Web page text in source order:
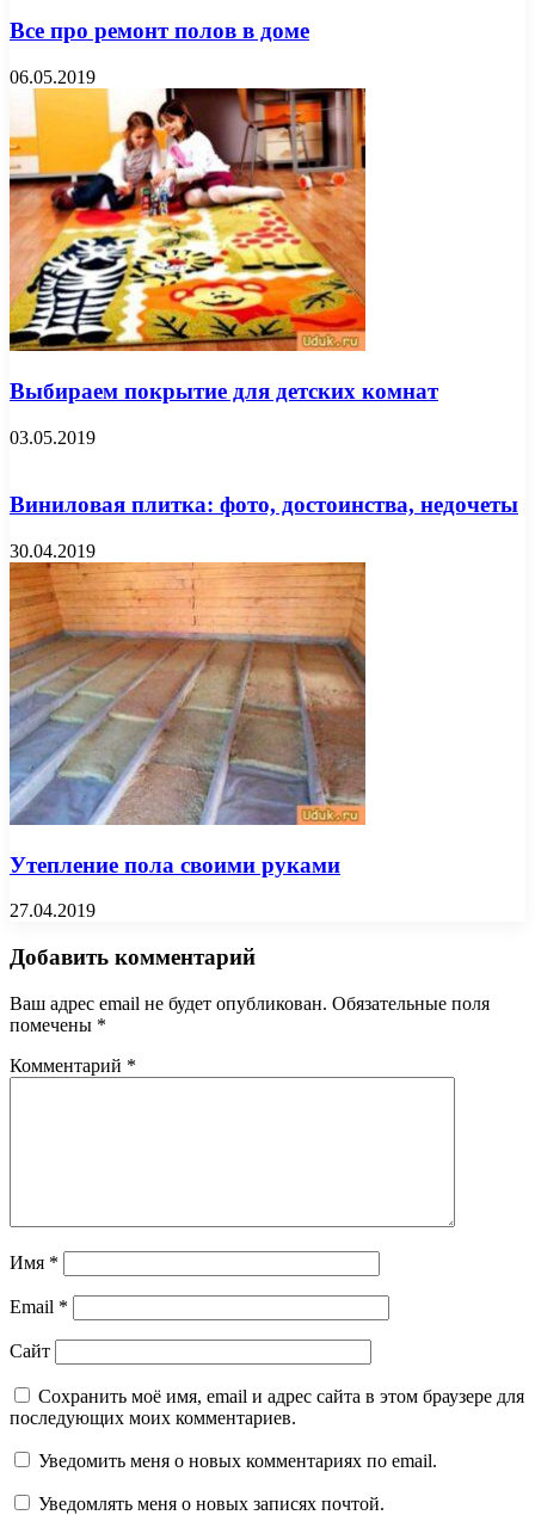
Все про ремонт полов в доме
06.05.2019
Выбираем покрытие для детских комнат
03.05.2019
Виниловая плитка: фото, достоинства, недочеты
30.04.2019
Утепление пола своими руками
27.04.2019
Добавить комментарий
Ваш адрес email не будет опубликован. Обязательные поля
помечены *
Комментарий *
Имя *
Email *
Сайт
Сохранить моё имя, email и адрес сайта в этом браузере для
последующих моих комментариев.
Уведомить меня о новых комментариях по email.
Уведомлять меня о новых записях почтой.